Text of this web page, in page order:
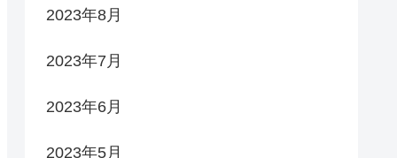
2023年8月
2023年7月
2023年6月
2023年5月